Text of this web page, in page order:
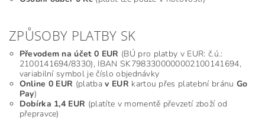
ZPŮSOBY PLATBY SK
Převodem na účet 0 EUR (BÚ pro platby v EUR: č.ú.:
2100141694/8330), IBAN SK7983300000002100141694,
variabilní symbol je číslo objednávky
Online 0 EUR (platbav EUR kartou přes platební bránu Go
Pay)
Dobírka 1,4 EUR (platíte v momentě převzetí zboží od
přepravce)